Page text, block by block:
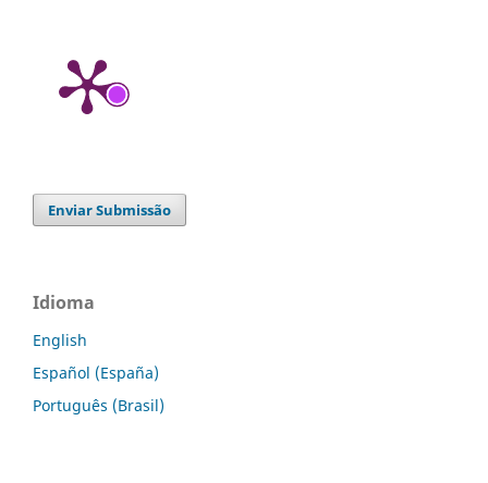
Enviar Submissão
Idioma
English
Español (España)
Português (Brasil)